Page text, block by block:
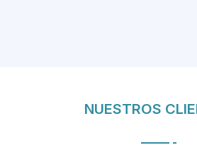
NUESTROS